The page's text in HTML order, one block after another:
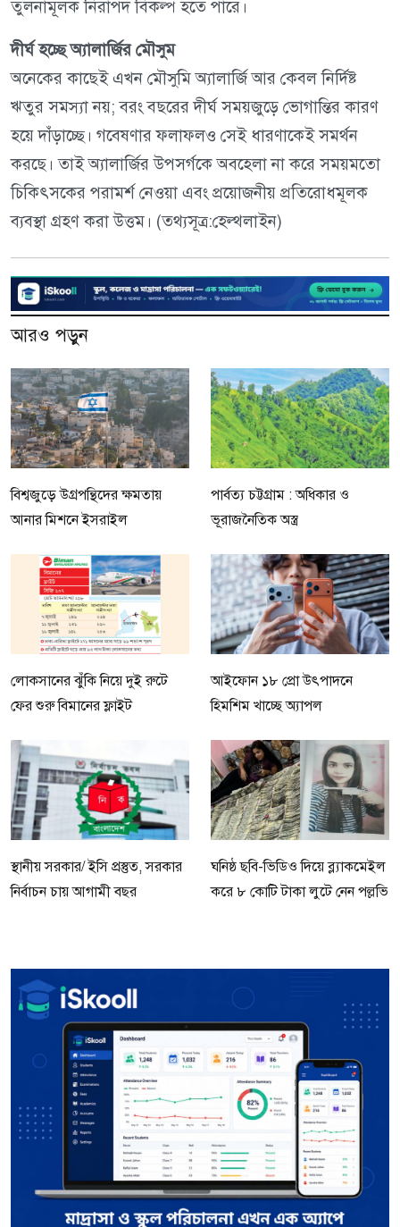
তুলনামূলক নিরাপদ বিকল্প হতে পারে।
দীর্ঘ হচ্ছে অ্যালার্জির মৌসুম
অনেকের কাছেই এখন মৌসুমি অ্যালার্জি আর কেবল নির্দিষ্ট
ঋতুর সমস্যা নয়; বরং বছরের দীর্ঘ সময়জুড়ে ভোগান্তির কারণ
হয়ে দাঁড়াচ্ছে। গবেষণার ফলাফলও সেই ধারণাকেই সমর্থন
করছে। তাই অ্যালার্জির উপসর্গকে অবহেলা না করে সময়মতো
চিকিৎসকের পরামর্শ নেওয়া এবং প্রয়োজনীয় প্রতিরোধমূলক
ব্যবস্থা গ্রহণ করা উত্তম। (তথ্যসূত্র:হেল্থলাইন)
আরও পড়ুন
বিশ্বজুড়ে উগ্রপন্থিদের ক্ষমতায়
আনার মিশনে ইসরাইল
পার্বত্য চট্টগ্রাম : অধিকার ও
ভূরাজনৈতিক অস্ত্র
লোকসানের ঝুঁকি নিয়ে দুই রুটে
ফের শুরু বিমানের ফ্লাইট
আইফোন ১৮ প্রো উৎপাদনে
হিমশিম খাচ্ছে অ্যাপল
স্থানীয় সরকার/ ইসি প্রস্তুত, সরকার
নির্বাচন চায় আগামী বছর
ঘনিষ্ঠ ছবি-ভিডিও দিয়ে ব্ল্যাকমেইল
করে ৮ কোটি টাকা লুটে নেন পল্লভি